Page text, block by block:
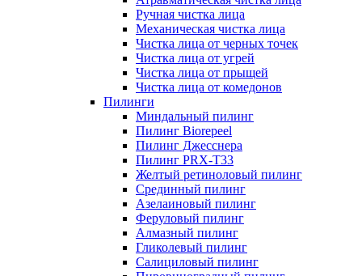
Ручная чистка лица
Механическая чистка лица
Чистка лица от черных точек
Чистка лица от угрей
Чистка лица от прыщей
Чистка лица от комедонов
Пилинги
Миндальный пилинг
Пилинг Biorepeel
Пилинг Джесснера
Пилинг PRX-T33
Желтый ретиноловый пилинг
Срединный пилинг
Азелаиновый пилинг
Феруловый пилинг
Алмазный пилинг
Гликолевый пилинг
Салициловый пилинг